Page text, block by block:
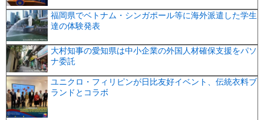
福岡県でベトナム・シンガポール等に海外派遣した学生
達の体験発表
大村知事の愛知県は中小企業の外国人材確保支援をパソ
ナ委託
ユニクロ・フィリピンが日比友好イベント、伝統衣料ブ
ランドとコラボ